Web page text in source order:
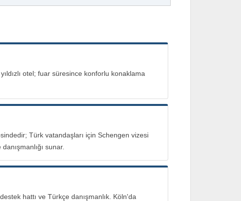
otel; fuar süresince konforlu konaklama
Türk vatandaşları için Schengen vizesi
sunar.
hattı ve Türkçe danışmanlık. Köln'da